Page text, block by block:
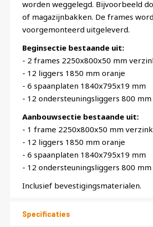
worden weggelegd. Bijvoorbeeld
of magazijnbakken. De frames
voorgemonteerd uitgeleverd.
Beginsectie bestaande uit:
- 2 frames 2250x800x50 mm
- 12 liggers 1850 mm oranje
- 6 spaanplaten 1840x795x19 mm
- 12 ondersteuningsliggers 800
Aanbouwsectie bestaande uit:
- 1 frame 2250x800x50 mm
- 12 liggers 1850 mm oranje
- 6 spaanplaten 1840x795x19 mm
- 12 ondersteuningsliggers 800
Inclusief bevestigingsmaterialen.
Specificaties